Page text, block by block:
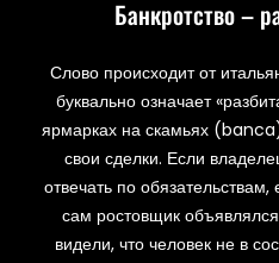
Банкротство –
Слово происходит от
буквально означает
ярмарках на скамьях
свои сделки. Если
отвечать по
сам ростовщик
видели, что человек не в